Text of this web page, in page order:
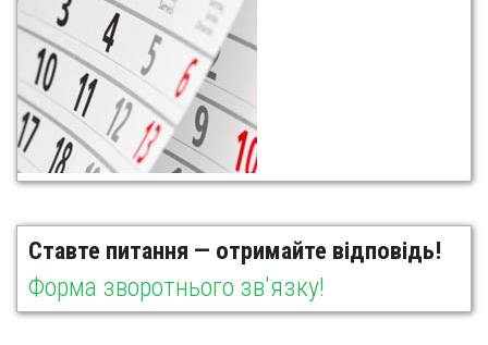
Ставте питання — отримайте відповідь!
Форма зворотнього зв'язку!